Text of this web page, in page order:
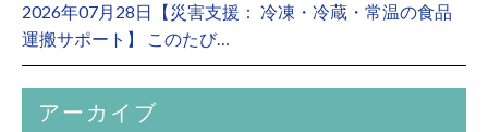
2026年07月28日【災害支援： 冷凍・冷蔵・常温の食品
運搬サポート】 このたび…
アーカイブ